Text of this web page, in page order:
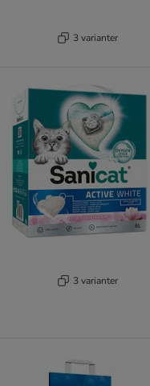
3 varianter
3 varianter